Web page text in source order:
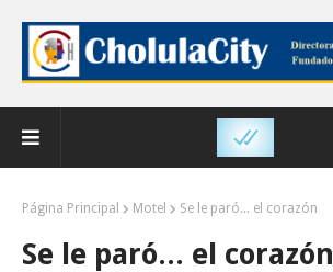
Página Principal Motel Se le paró... el corazón
Se le paró... el corazón